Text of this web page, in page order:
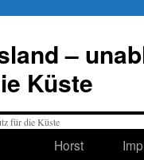
–
Küste
Horst